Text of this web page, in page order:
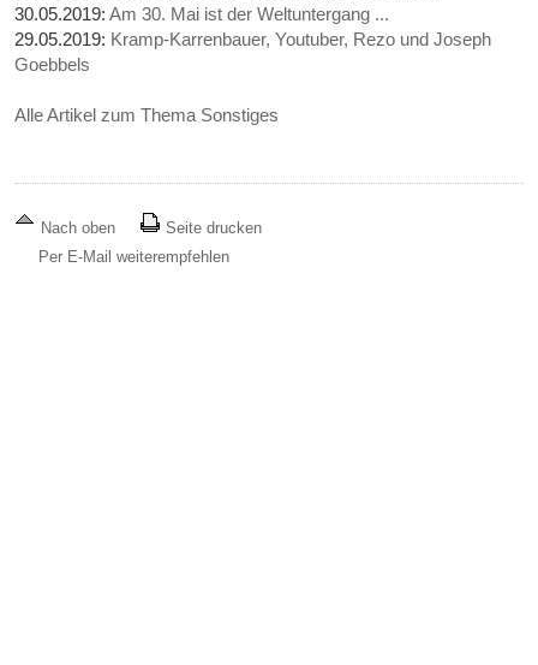
30.05.2019:Am 30. Mai ist der Weltuntergang ...
29.05.2019: Kramp-Karrenbauer, Youtuber, Rezo und Joseph
Goebbels
Alle Artikel zum Thema Sonstiges
Nach oben
Seite drucken
Per E-Mail weiterempfehlen